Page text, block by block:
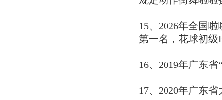
15、2026年全国
第一名，花球初级
16、2019年广东
17、2020年广东